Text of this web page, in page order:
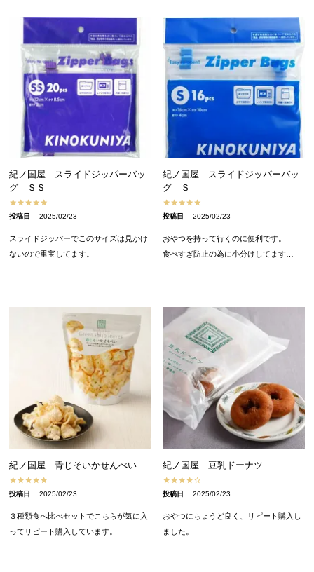
紀ノ国屋 スライドジッパーバッ
グ ＳＳ
投稿日 2025/02/23
スライドジッパーでこのサイズは見かけ
ないので重宝してます。
紀ノ国屋 スライドジッパーバッ
グ Ｓ
投稿日 2025/02/23
おやつを持って行くのに便利です。
食べすぎ防止の為に小分けしてます…
紀ノ国屋 青じそいかせんべい
投稿日 2025/02/23
３種類食べ比べセットでこちらが気に入
ってリピート購入しています。
紀ノ国屋 豆乳ドーナツ
投稿日 2025/02/23
おやつにちょうど良く、リピート購入し
ました。